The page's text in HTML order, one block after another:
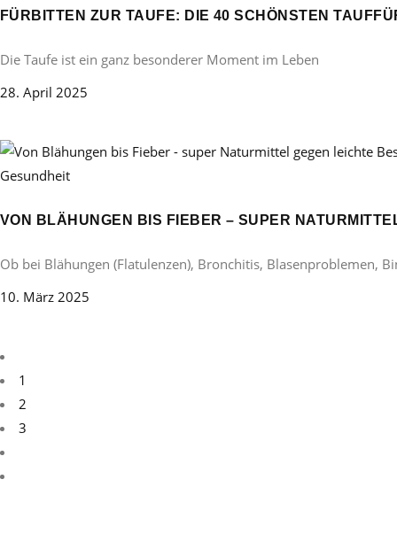
FÜRBITTEN ZUR TAUFE: DIE 40 SCHÖNSTEN
Die Taufe ist ein ganz besonderer Moment im Leben
28. April 2025
Gesundheit
VON BLÄHUNGEN BIS FIEBER – SUPER
Ob bei Blähungen (Flatulenzen), Bronchitis, Blasenproblemen,
10. März 2025
1
2
3